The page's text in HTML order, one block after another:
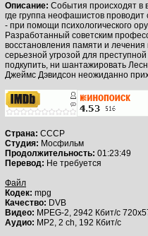
Описание: События происходят
где группа неофашистов
- при помощи психологического
Разработанный советским
восстановления памяти и лечения
серьезной угрозой для
подкупить, ни шантажировать
Джеймс Дэвидсон неожиданно
Страна: СССР
Студия: Мосфильм
Продолжительность: 01:23:49
Перевод: Не требуется
Файл
Кодек: mpg
Качество: DVB
Видео: MPEG-2, 2942 Кбит/с
Аудио: MP2, 2 ch, 192 Кбит/с